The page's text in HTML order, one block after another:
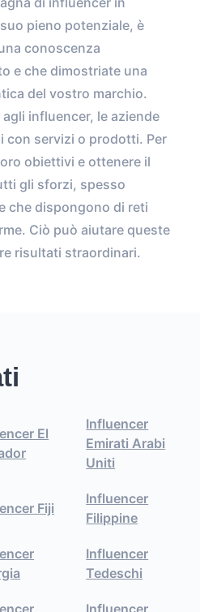
pieno potenziale, è
conoscenza
e che dimostriate una
del vostro marchio.
influencer, le aziende
con servizi o prodotti. Per
obiettivi e ottenere il
gli sforzi, spesso
che dispongono di reti
Ciò può aiutare queste
risultati straordinari.
El
Influencer
Emirati Arabi
Uniti
Fiji
Influencer
Filippine
Influencer
Tedeschi
Influencer